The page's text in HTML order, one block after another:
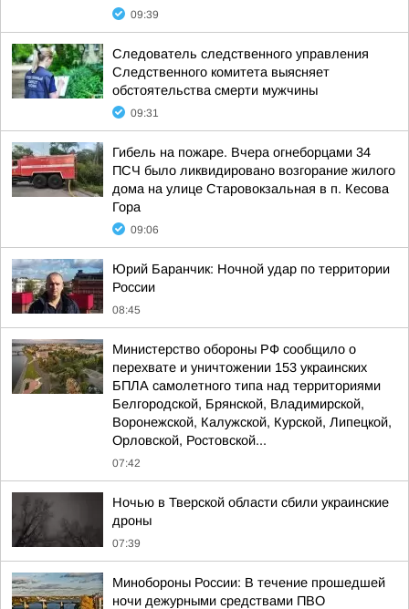
09:39
Следователь следственного управления
Следственного комитета выясняет
обстоятельства смерти мужчины
09:31
Гибель на пожаре. Вчера огнеборцами 34
ПСЧ было ликвидировано возгорание жилого
дома на улице Старовокзальная в п. Кесова
Гора
09:06
Юрий Баранчик: Ночной удар по территории
России
08:45
Министерство обороны РФ сообщило о
перехвате и уничтожении 153 украинских
БПЛА самолетного типа над территориями
Белгородской, Брянской, Владимирской,
Воронежской, Калужской, Курской, Липецкой,
Орловской, Ростовской...
07:42
Ночью в Тверской области сбили украинские
дроны
07:39
Минобороны России: В течение прошедшей
ночи дежурными средствами ПВО